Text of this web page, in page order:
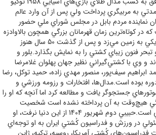
به مربيگري پرداخت ولي پس از آن وارد عالم
نماينده مردم بابل در مجلس شوراي ملي حضور
در کوتاه‌ترين زمان قهرمانان بزرگي همچون بالاوادزه
را با فنون يک‌دست و يک‌پا و سرته يکي به زمين مي‌زد و پس از گذشت 50 سال هنوز
فنون زيباي کشتي را به نمايش بگذارد.بلور و
و وي با کشتي‌گيراني نظير جهان پهلوان غلامرضا
سيف‌پور، منصور مهدي زاده، حميد توکل، رضا
بوده است.مدال‌ها، افتخارات و رزومه ورزشي و
جستجوگر يافت و مطالعه کرد اما آنچه که او را
هيچ‌وقت به آن پرداخته نشده است شخصيت
ميهن‌پرست اين قهرمان نامدار ايراني است.حبيبي دوم شهريور 1404 از اين دنيا نرفت، او
در ورزش و فدراسيون کُشتي ايران به او توجه‌اي